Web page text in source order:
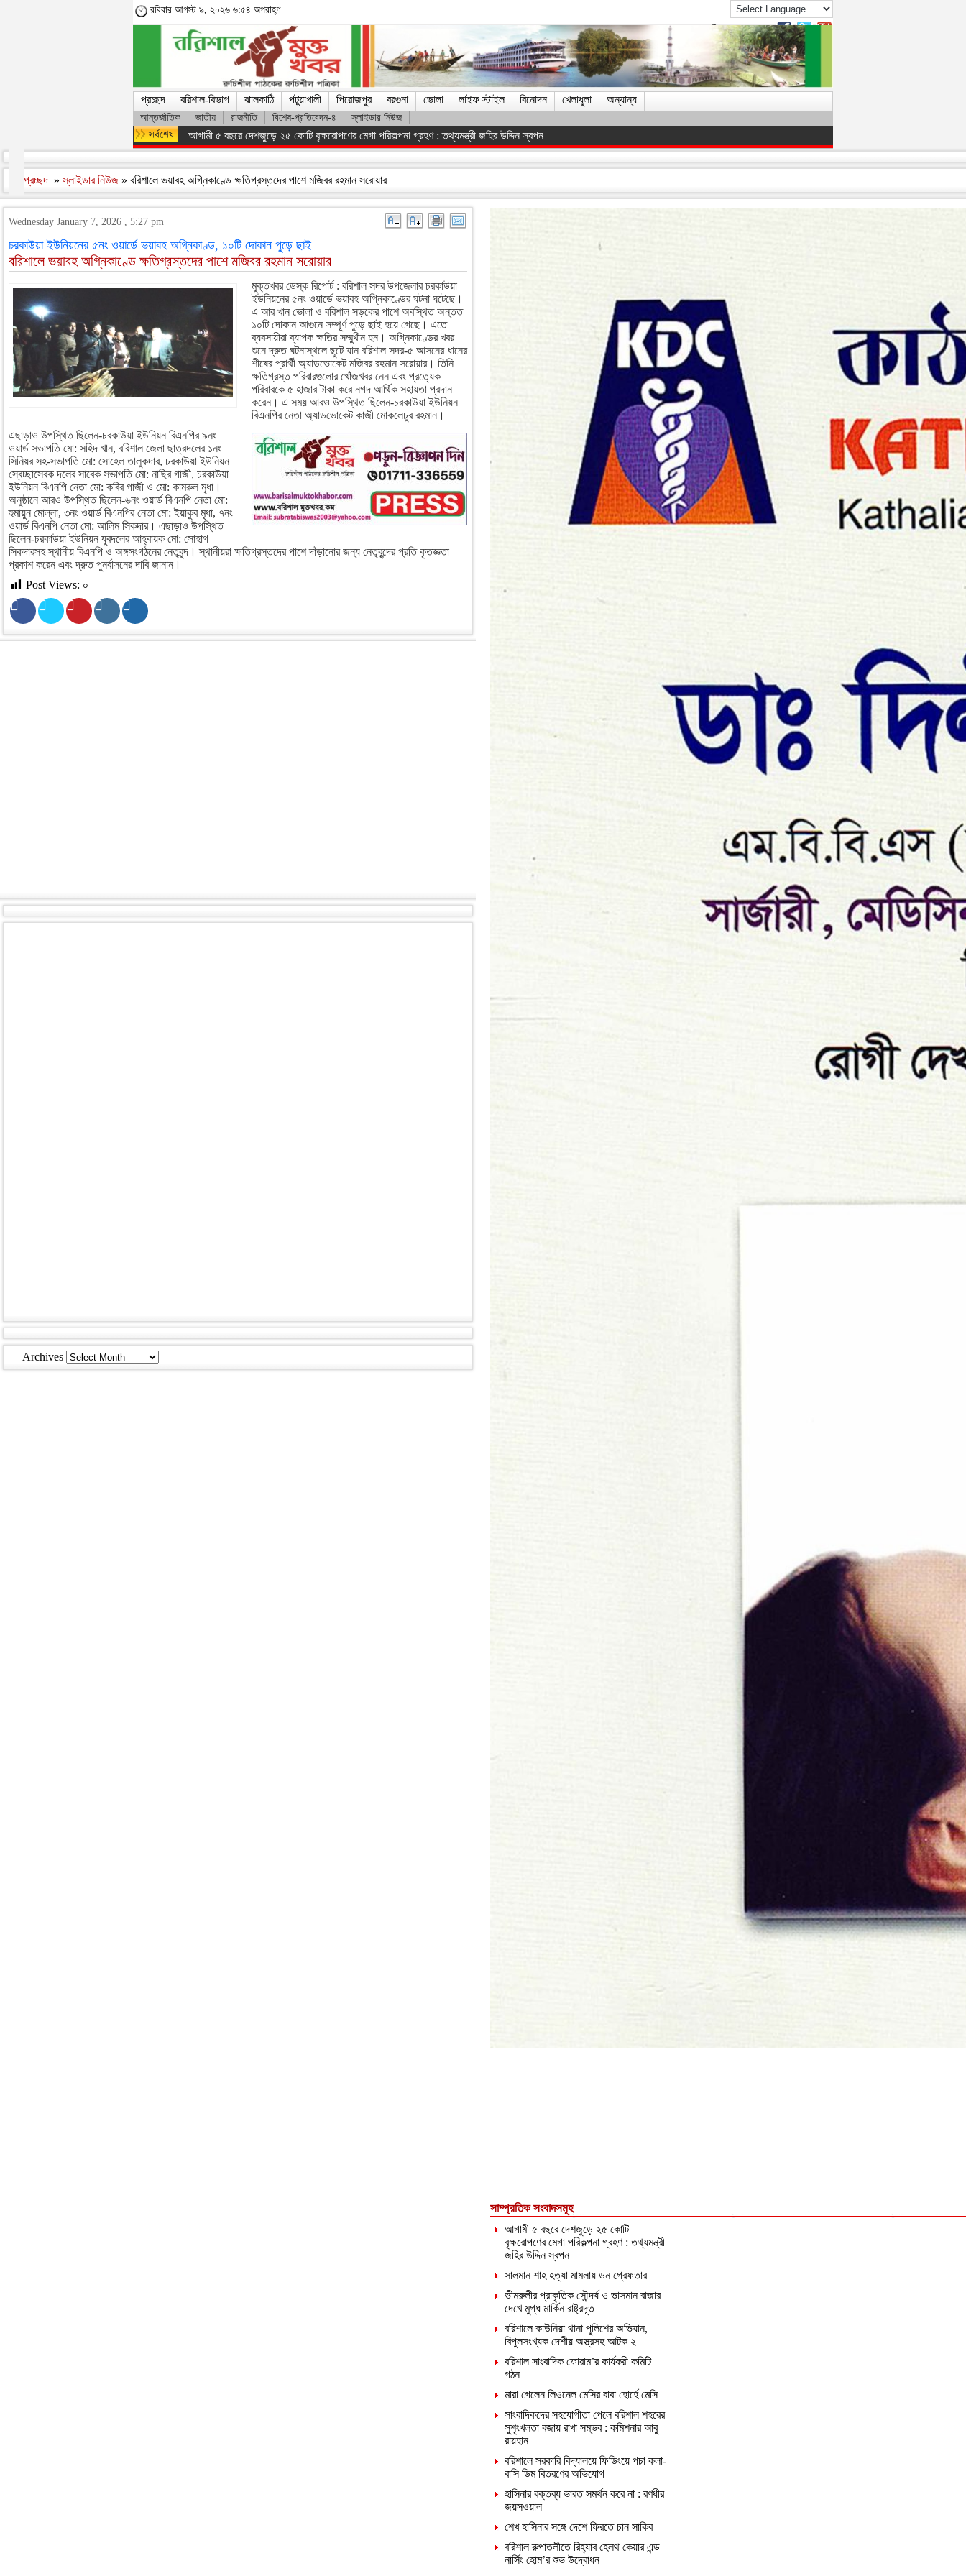
রবিবার আগস্ট ৯, ২০২৬ ৬:৫৪ অপরাহ্ণ
প্রচ্ছদ বরিশাল-বিভাগ ঝালকাঠি পটুয়াখালী পিরোজপুর বরগুনা ভোলা লাইফ স্টাইল বিনোদন খেলাধুলা অন্যান্য
আন্তর্জাতিক জাতীয় রাজনীতি বিশেষ-প্রতিবেদন-৪ স্লাইডার নিউজ
আগামী ৫ বছরে দেশজুড়ে ২৫ কোটি বৃক্ষরোপণের মেগা পরিকল্পনা গ্রহণ : তথ্যমন্ত্রী জহির উদ্দিন স্বপন
প্রচ্ছদ »স্লাইডার নিউজ » বরিশালে ভয়াবহ অগ্নিকাণ্ডে ক্ষতিগ্রস্তদের পাশে মজিবর রহমান সরোয়ার
Wednesday January 7, 2026 , 5:27 pm
চরকাউয়া ইউনিয়নের ৫নং ওয়ার্ডে ভয়াবহ অগ্নিকাণ্ড, ১০টি দোকান পুড়ে ছাই
বরিশালে ভয়াবহ অগ্নিকাণ্ডে ক্ষতিগ্রস্তদের পাশে মজিবর রহমান সরোয়ার
মুক্তখবর ডেস্ক রিপোর্ট : বরিশাল সদর উপজেলার চরকাউয়া
ইউনিয়নের ৫নং ওয়ার্ডে ভয়াবহ অগ্নিকাণ্ডের ঘটনা ঘটেছে।
এ আর খান ভোলা ও বরিশাল সড়কের পাশে অবস্থিত অন্তত
১০টি দোকান আগুনে সম্পূর্ণ পুড়ে ছাই হয়ে গেছে। এতে
ব্যবসায়ীরা ব্যাপক ক্ষতির সম্মুখীন হন। অগ্নিকাণ্ডের খবর
শুনে দ্রুত ঘটনাস্থলে ছুটে যান বরিশাল সদর-৫ আসনের ধানের
শীষের প্রার্থী অ্যাডভোকেট মজিবর রহমান সরোয়ার। তিনি
ক্ষতিগ্রস্ত পরিবারগুলোর খোঁজখবর নেন এবং প্রত্যেক
পরিবারকে ৫ হাজার টাকা করে নগদ আর্থিক সহায়তা প্রদান
করেন। এ সময় আরও উপস্থিত ছিলেন-চরকাউয়া ইউনিয়ন
বিএনপির নেতা অ্যাডভোকেট কাজী মোকলেচুর রহমান।
এছাড়াও উপস্থিত ছিলেন-চরকাউয়া ইউনিয়ন বিএনপির ৯নং
ওয়ার্ড সভাপতি মো: সহিদ খান, বরিশাল জেলা ছাত্রদলের ১নং
সিনিয়র সহ-সভাপতি মো: সোহেল তালুকদার, চরকাউয়া ইউনিয়ন
স্বেচ্ছাসেবক দলের সাবেক সভাপতি মো: নাছির গাজী, চরকাউয়া
ইউনিয়ন বিএনপি নেতা মো: কবির গাজী ও মো: কামরুল মৃধা।
অনুষ্ঠানে আরও উপস্থিত ছিলেন-৬নং ওয়ার্ড বিএনপি নেতা মো:
হুমায়ুন মোল্লা, ৩নং ওয়ার্ড বিএনপির নেতা মো: ইয়াকুব মৃধা, ৭নং
ওয়ার্ড বিএনপি নেতা মো: আলিম সিকদার। এছাড়াও উপস্থিত
ছিলেন-চরকাউয়া ইউনিয়ন যুবদলের আহ্বায়ক মো: সোহাগ
সিকদারসহ স্থানীয় বিএনপি ও অঙ্গসংগঠনের নেতৃবৃন্দ। স্থানীয়রা ক্ষতিগ্রস্তদের পাশে দাঁড়ানোর জন্য নেতৃবৃন্দের প্রতি কৃতজ্ঞতা
প্রকাশ করেন এবং দ্রুত পুনর্বাসনের দাবি জানান।
Post Views: ০
Archives Archives
সাম্প্রতিক সংবাদসমূহ
আগামী ৫ বছরে দেশজুড়ে ২৫ কোটি
বৃক্ষরোপণের মেগা পরিকল্পনা গ্রহণ : তথ্যমন্ত্রী
জহির উদ্দিন স্বপন
সালমান শাহ হত্যা মামলায় ডন গ্রেফতার
ভীমরুলীর প্রাকৃতিক সৌন্দর্য ও ভাসমান বাজার
দেখে মুগ্ধ মার্কিন রাষ্ট্রদূত
বরিশালে কাউনিয়া থানা পুলিশের অভিযান,
বিপুলসংখ্যক দেশীয় অস্ত্রসহ আটক ২
বরিশাল সাংবাদিক ফোরাম’র কার্যকরী কমিটি
গঠন
মারা গেলেন লিওনেল মেসির বাবা হোর্হে মেসি
সাংবাদিকদের সহযোগীতা পেলে বরিশাল শহরের
সুশৃংখলতা বজায় রাখা সম্ভব : কমিশনার আবু
রায়হান
বরিশালে সরকারি বিদ্যালয়ে ফিডিংয়ে পচা কলা-
বাসি ডিম বিতরণের অভিযোগ
হাসিনার বক্তব্য ভারত সমর্থন করে না : রণধীর
জয়সওয়াল
শেখ হাসিনার সঙ্গে দেশে ফিরতে চান সাকিব
বরিশাল রুপাতলীতে রিহ্যাব হেলথ কেয়ার এন্ড
নার্সিং হোম’র শুভ উদ্বোধন